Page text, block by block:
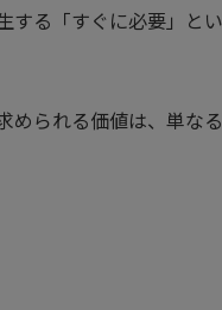
する「すぐに必要」と
められる価値は、単な